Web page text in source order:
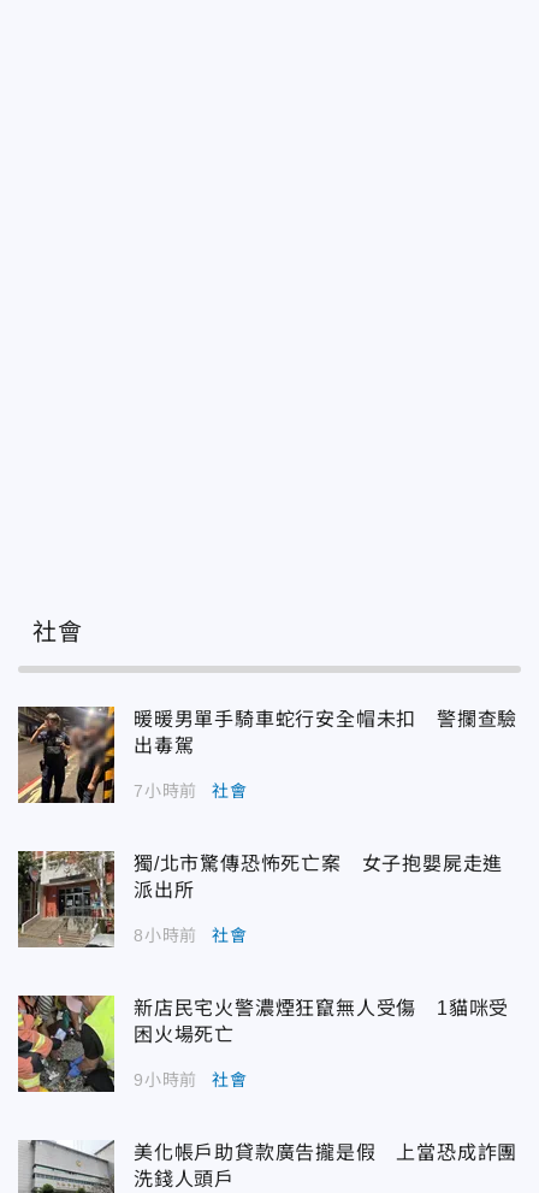
社會
暖暖男單手騎車蛇行安全帽未扣 警攔查驗
出毒駕
7小時前 社會
獨/北市驚傳恐怖死亡案 女子抱嬰屍走進
派出所
8小時前 社會
新店民宅火警濃煙狂竄無人受傷 1貓咪受
困火場死亡
9小時前 社會
美化帳戶助貸款廣告攏是假 上當恐成詐團
洗錢人頭戶